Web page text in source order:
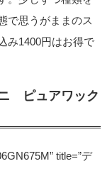
で思うがままのス
み1400円はお得で
ピュアワック
title=”デ